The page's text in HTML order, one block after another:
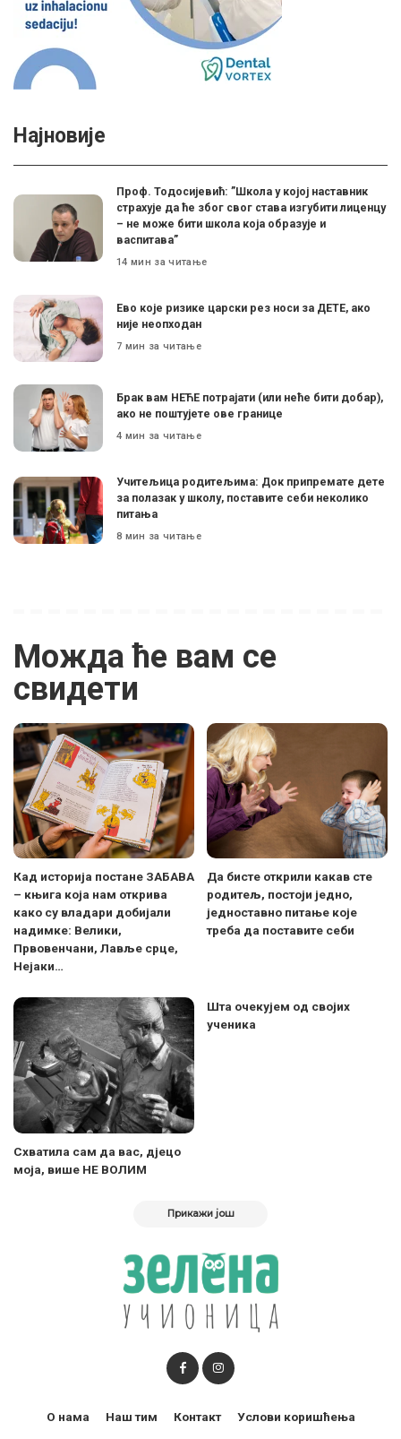
Најновије
Проф. Тодосијевић: ”Школа у којој наставник
страхује да ће због свог става изгубити лиценцу
– не може бити школа која образује и
васпитава”
14 мин за читање
Ево које ризике царски рез носи за ДЕТЕ, ако
није неопходан
7 мин за читање
Брак вам НЕЋЕ потрајати (или неће бити добар),
ако не поштујете ове границе
4 мин за читање
Учитељица родитељима: Док припремате дете
за полазак у школу, поставите себи неколико
питања
8 мин за читање
Можда ће вам се
свидети
Кад историја постане ЗАБАВА
– књига која нам открива
како су владари добијали
надимке: Велики,
Првовенчани, Лавље срце,
Нејаки…
Да бисте открили какав сте
родитељ, постоји једно,
једноставно питање које
треба да поставите себи
Схватила сам да вас, дјецо
моја, више НЕ ВОЛИМ
Шта очекујем од својих
ученика
Прикажи још
О нама Наш тим Контакт Услови коришћења